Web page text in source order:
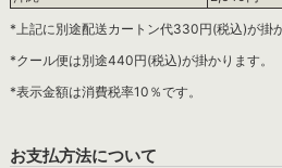
*上記に別途配送カートン代330円(税込)が掛
*クール便は別途440円(税込)が掛かります。
*表示金額は消費税率10％です。
お支払方法について